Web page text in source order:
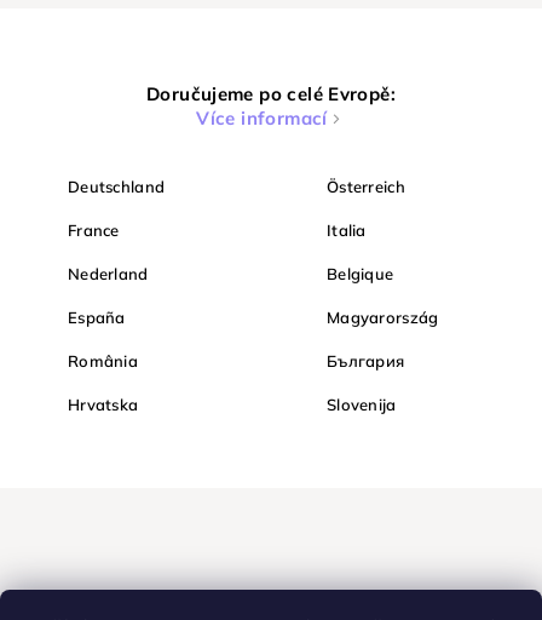
Doručujeme po celé Evropě:
Více informací
Deutschland Österreich
France Italia
Nederland Belgique
España Magyarország
România България
Hrvatska Slovenija